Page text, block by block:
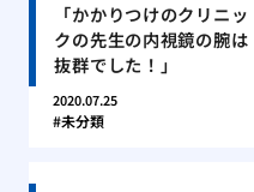
「かかりつけのクリニッ
クの先生の内視鏡の腕は
抜群でした！」
2020.07.25
未分類